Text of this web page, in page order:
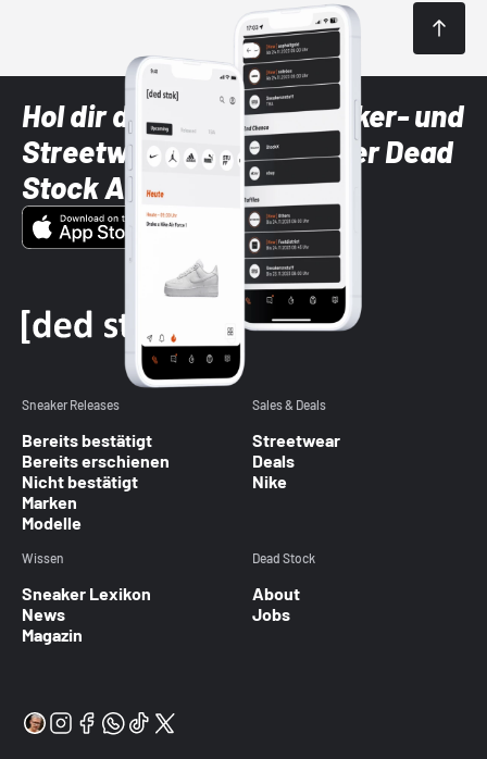
Hol dir die neuesten Sneaker- und
Streetwear-Brands mit der Dead
Stock App
Sneaker Releases
Bereits bestätigt
Bereits erschienen
Nicht bestätigt
Marken
Modelle
Sales & Deals
Streetwear
Deals
Nike
Wissen
Sneaker Lexikon
News
Magazin
Dead Stock
About
Jobs